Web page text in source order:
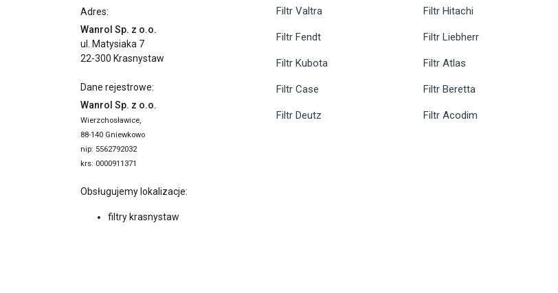
Adres:
Wanrol Sp. z o.o.
ul. Matysiaka 7
22-300 Krasnystaw
Dane rejestrowe:
Wanrol Sp. z o.o.
Wierzchosławice,
88-140 Gniewkowo
nip: 5562792032
krs: 0000911371
Obsługujemy lokalizacje:
filtry krasnystaw
Filtr Valtra
Filtr Fendt
Filtr Kubota
Filtr Case
Filtr Deutz
Filtr Hitachi
Filtr Liebherr
Filtr Atlas
Filtr Beretta
Filtr Acodim